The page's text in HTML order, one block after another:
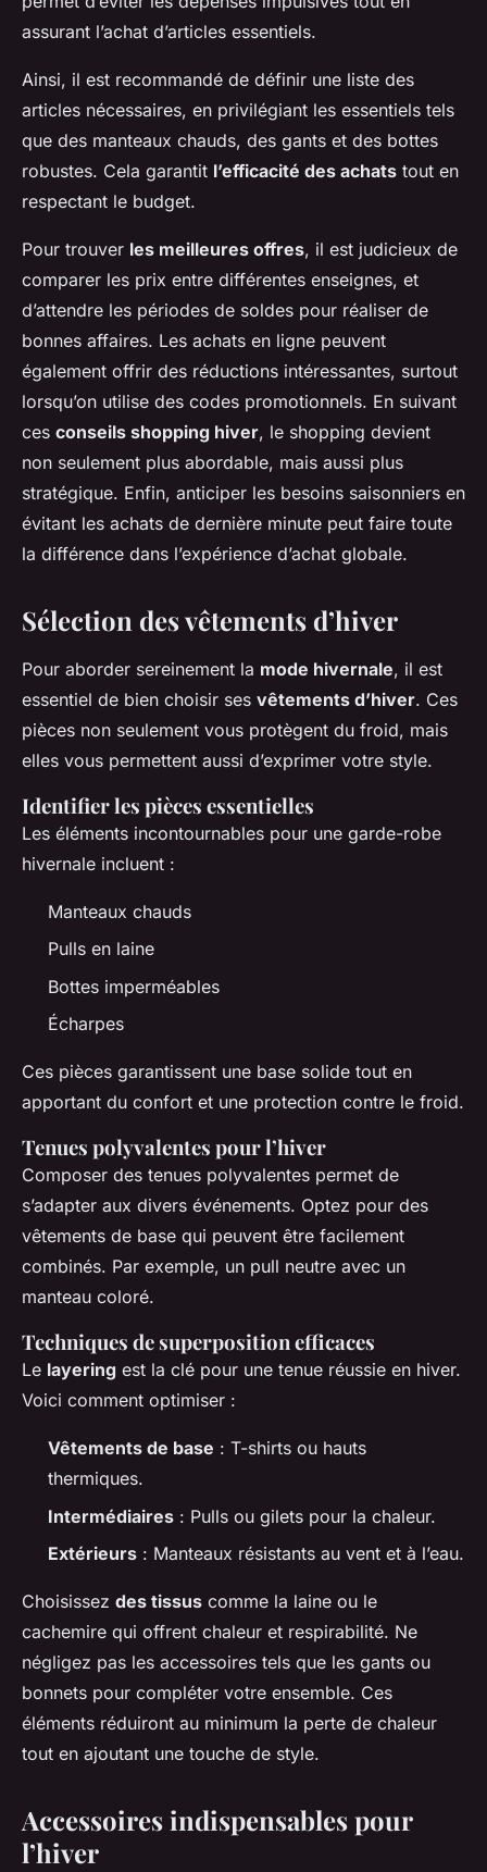
assurant l’achat d’articles essentiels.
Ainsi, il est recommandé de définir une liste des
articles nécessaires, en privilégiant les essentiels tels
que des manteaux chauds, des gants et des bottes
robustes. Cela garantit l’efficacité des achats tout en
respectant le budget.
Pour trouver les meilleures offres, il est judicieux de
comparer les prix entre différentes enseignes, et
d’attendre les périodes de soldes pour réaliser de
bonnes affaires. Les achats en ligne peuvent
également offrir des réductions intéressantes, surtout
lorsqu’on utilise des codes promotionnels. En suivant
ces conseils shopping hiver, le shopping devient
non seulement plus abordable, mais aussi plus
stratégique. Enfin, anticiper les besoins saisonniers en
évitant les achats de dernière minute peut faire toute
la différence dans l’expérience d’achat globale.
Sélection des vêtements d’hiver
Pour aborder sereinement la mode hivernale, il est
essentiel de bien choisir ses vêtements d’hiver. Ces
pièces non seulement vous protègent du froid, mais
elles vous permettent aussi d’exprimer votre style.
Identifier les pièces essentielles
Les éléments incontournables pour une garde-robe
hivernale incluent :
Manteaux chauds
Pulls en laine
Bottes imperméables
Écharpes
Ces pièces garantissent une base solide tout en
apportant du confort et une protection contre le froid.
Tenues polyvalentes pour l’hiver
Composer des tenues polyvalentes permet de
s’adapter aux divers événements. Optez pour des
vêtements de base qui peuvent être facilement
combinés. Par exemple, un pull neutre avec un
manteau coloré.
Techniques de superposition efficaces
Le layering est la clé pour une tenue réussie en hiver.
Voici comment optimiser :
Vêtements de base : T-shirts ou hauts
thermiques.
Intermédiaires : Pulls ou gilets pour la chaleur.
Extérieurs : Manteaux résistants au vent et à l’eau.
Choisissez des tissus comme la laine ou le
cachemire qui offrent chaleur et respirabilité. Ne
négligez pas les accessoires tels que les gants ou
bonnets pour compléter votre ensemble. Ces
éléments réduiront au minimum la perte de chaleur
tout en ajoutant une touche de style.
Accessoires indispensables pour
l’hiver